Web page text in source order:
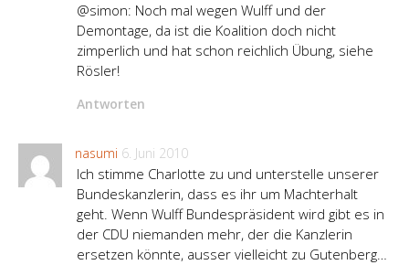
@simon: Noch mal wegen Wulff und der
Demontage, da ist die Koalition doch nicht
zimperlich und hat schon reichlich Übung, siehe
Rösler!
Antworten
nasumi 6. Juni 2010
Ich stimme Charlotte zu und unterstelle unserer
Bundeskanzlerin, dass es ihr um Machterhalt
geht. Wenn Wulff Bundespräsident wird gibt es in
der CDU niemanden mehr, der die Kanzlerin
ersetzen könnte, ausser vielleicht zu Gutenberg…